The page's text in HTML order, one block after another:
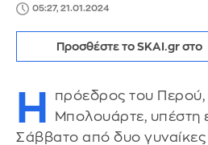
05:27, 21.01.2024
Προσθέστε το SKAI.gr στο
Η
πρόεδρος του Περού,
Μπολουάρτε, υπέστη
Σάββατο από δυο γυναίκες